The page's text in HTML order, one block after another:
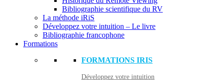
Bibliographie scientifique du RV
La méthode iRiS
Développez votre intuition – Le livre
Bibliographie francophone
Formations
FORMATIONS IRIS
Développez votre intuition